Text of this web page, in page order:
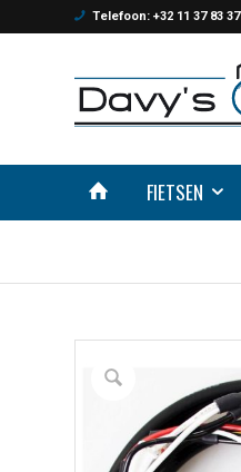
Telefoon: +32 11 37 83 37
FIETSEN